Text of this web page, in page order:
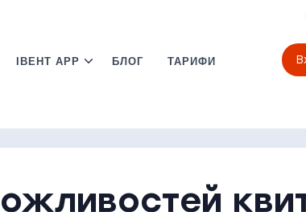
ІВЕНТ APP БЛОГ ТАРИФИ